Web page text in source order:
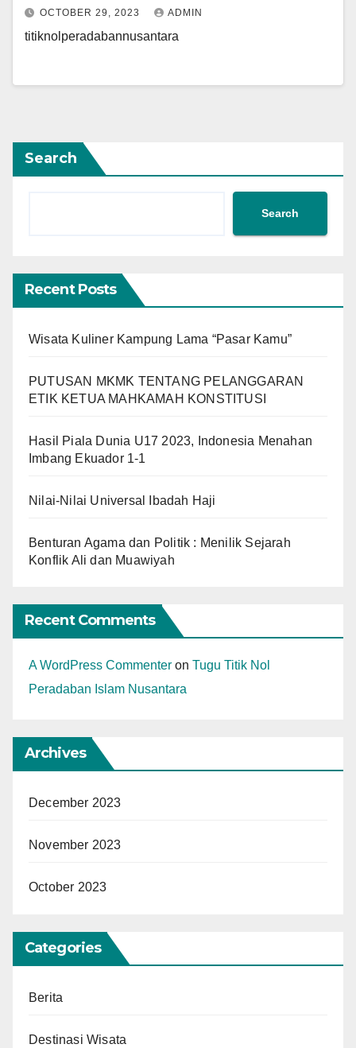
OCTOBER 29, 2023 ADMIN
titiknolperadabannusantara
Search
Search
Recent Posts
Wisata Kuliner Kampung Lama “Pasar Kamu”
PUTUSAN MKMK TENTANG PELANGGARAN
ETIK KETUA MAHKAMAH KONSTITUSI
Hasil Piala Dunia U17 2023, Indonesia Menahan
Imbang Ekuador 1-1
Nilai-Nilai Universal Ibadah Haji
Benturan Agama dan Politik : Menilik Sejarah
Konflik Ali dan Muawiyah
Recent Comments
A WordPress Commenter on Tugu Titik Nol
Peradaban Islam Nusantara
Archives
December 2023
November 2023
October 2023
Categories
Berita
Destinasi Wisata